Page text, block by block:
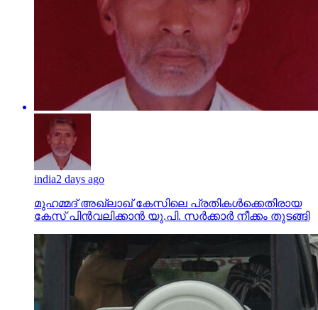
india2 days ago
മുഹമ്മദ് അഖ്‌ലാഖ് കേസിലെ പ്രതികള്‍ക്കെതിരായ
കേസ് പിന്‍വലിക്കാന്‍ യു.പി. സര്‍ക്കാര്‍ നീക്കം തുടങ്ങി